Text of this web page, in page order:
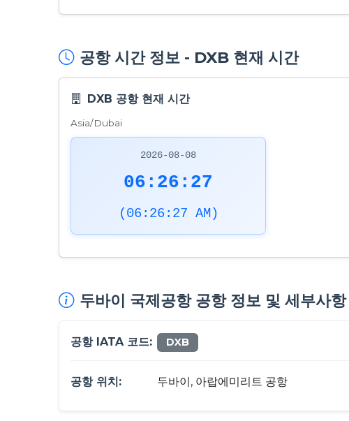
공항 시간 정보 - DXB 현재 시간
DXB 공항 현재 시간
Asia/Dubai
2026-08-08
06:26:28
(06:26:28 AM)
두바이 국제공항 공항 정보 및 세부사항
공항 IATA 코드: DXB
공항 위치: 두바이, 아랍에미리트 공항